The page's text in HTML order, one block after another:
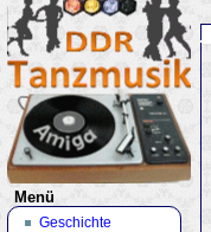
Menü
Geschichte